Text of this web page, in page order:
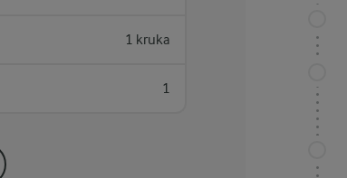
1 kruka
1